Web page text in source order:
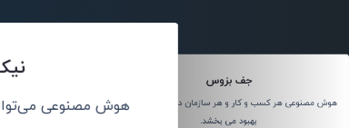
جف بزوس
هوش مصنوعی هر کسب و کار و هر سازمان دولتی را توانمند و
بهبود می بخشد.
هوش مصنوعی